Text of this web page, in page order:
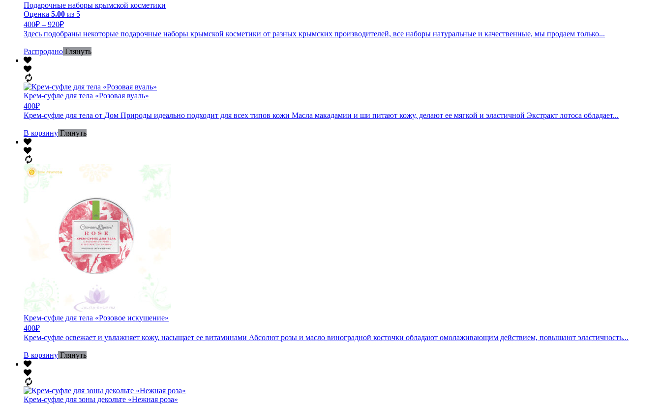
Подарочные наборы крымской косметики
Оценка 5.00 из 5
400₽ – 920₽
Здесь подобраны некоторые подарочные наборы крымской косметики от разных крымских производителей, все наборы натуральные и качественные, мы продаем только...
Распродано Глянуть
Крем-суфле для тела «Розовая вуаль»
400₽
Крем-суфле для тела от Дом Природы идеально подходит для всех типов кожи Масла макадамии и ши питают кожу, делают ее мягкой и эластичной Экстракт лотоса обладает...
В корзину Глянуть
Крем-суфле для тела «Розовое искушение»
400₽
Крем-суфле освежает и увлажняет кожу, насыщает ее витаминами Абсолют розы и масло виноградной косточки обладают омолаживающим действием, повышают эластичность...
В корзину Глянуть
Крем-суфле для зоны декольте «Нежная роза»